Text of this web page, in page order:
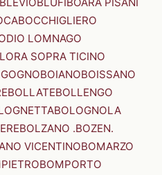
BOCCHIGLIERO
LOMNAGO
SOPRA TICINO
BOIANOBOISSANO
BOLLATEBOLLENGO
BOLOGNOLA
BOLZANO .BOZEN.
VICENTINOBOMARZO
BOMPORTO